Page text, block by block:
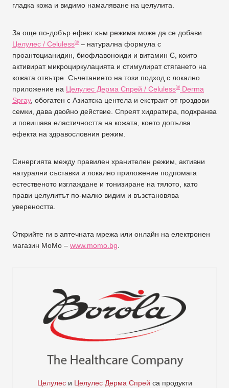
гладка кожа и видимо намаляване на целулита.
За още по-добър ефект към режима може да се добави
Целулес / Celuless® – натурална формула с
проантоцианидин, биофлавоноиди и витамин С, които
активират микроциркулацията и стимулират стягането на
кожата отвътре. Съчетанието на този подход с локално
приложение на Целулес Дерма Спрей / Celuless® Derma
Spray, обогатен с Азиатска центела и екстракт от гроздови
семки, дава двойно действие. Спреят хидратира, подхранва
и повишава еластичността на кожата, което допълва
ефекта на здравословния режим.
Синергията между правилен хранителен режим, активни
натурални съставки и локално приложение подпомага
естественото изглаждане и тонизиране на тялото, като
прави целулитът по-малко видим и възстановява
увереността.
Открийте ги в аптечната мрежа или онлайн на електронен
магазин MoMo – www.momo.bg
Целулеси Целулес Дерма Спрей са продукти